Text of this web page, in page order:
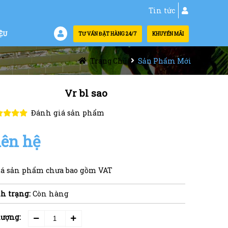
Tin tức
TƯ VẤN ĐẶT HÀNG 24/7 KHUYẾN MÃI
Trang Chủ Sản Phẩm Mới
Vr bl sao
Đánh giá sản phẩm
hệ
sản phẩm chưa bao gồm VAT
trạng: Còn hàng